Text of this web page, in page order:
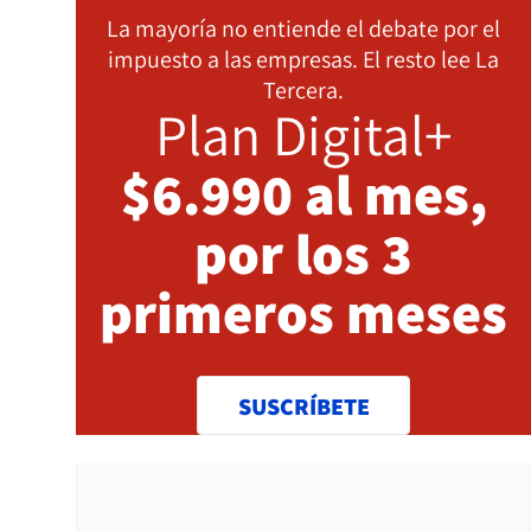
La mayoría no entiende el debate por el
impuesto a las empresas. El resto lee La
Tercera.
Plan Digital+
$6.990 al mes,
por los 3
primeros meses
SUSCRÍBETE